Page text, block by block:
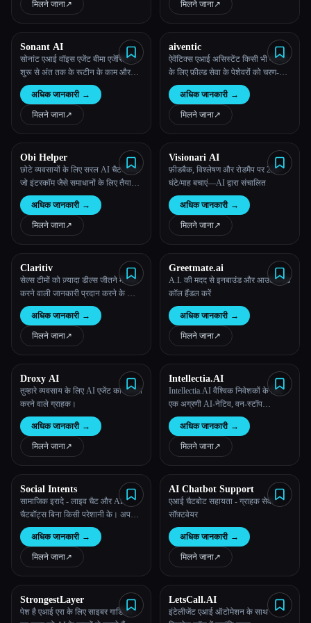
मिलने जाना↗︎ मिलने जाना↗︎
Sonant AI
सोनांट एआई वॉइस एजेंट बीमा एजेंसियों में
शुरू से अंत तक के रूटीन के काम और
कॉल करते हैं। 90% टास्क ऑटोमेट करें:
पॉलिसी रिन्यूअल, एआई इंश्योरेंस कोट्स,
कलेक्शन, 24/7 बीमा रिसेप्शनिस्ट और
बहुत कुछ।
अधिक जानकारी →
मिलने जाना↗︎
aiventic
ऐवेंटिक्स एआई असिस्टेंट किसी भी मरम्मत
के लिए फ़ील्ड सेवा के पेशेवरों को चरण-दर-
चरण मार्गदर्शन, भागों की पहचान और
यात्रा का ज्ञान प्रदान करता है।
अधिक जानकारी →
मिलने जाना↗︎
Obi Helper
छोटे व्यवसायों के लिए सरल AI चैट विजेट
जो इंटरकॉम जैसे समाधानों के लिए तैयार
नहीं हैं।
अधिक जानकारी →
मिलने जाना↗︎
Visionari AI
फ़ीडबैक, विश्लेषण और रोडमैप पर 220+
घंटे/माह बचाएं—AI द्वारा संचालित
अधिक जानकारी →
मिलने जाना↗︎
Claritiv
सेल्स टीमों को ज़्यादा डील्स जीतने में मदद
करने वाली जानकारी प्रदान करने के लिए
क्लेरिटिव लीड्स के साथ बातचीत का
विश्लेषण करता है।
अधिक जानकारी →
मिलने जाना↗︎
Greetmate.ai
A.I. की मदद से इनबाउंड और आउटबाउंड
कॉल हैंडल करें
अधिक जानकारी →
मिलने जाना↗︎
Droxy AI
तुम्हारे व्यवसाय के लिए AI एजेंट का सामना
करने वाले ग्राहक।
अधिक जानकारी →
मिलने जाना↗︎
Intellectia.AI
Intellectia.AI वैश्विक निवेशकों के लिए
एक अग्रणी AI-नेटिव, वन-स्टॉप
इन्वेस्टमेंट रिसर्च प्लेटफ़ॉर्म है।
अधिक जानकारी →
मिलने जाना↗︎
Social Intents
सामाजिक इरादे - लाइव चैट और AI
चैटबॉट्स बिना किसी परेशानी के। अपने
मौजूदा टूल से सीधे ग्राहकों से जुड़ें:
माइक्रोसॉफ्ट टीम्स, स्लैक, गूगल चैट।
अधिक जानकारी →
मिलने जाना↗︎
AI Chatbot Support
एआई चैटबोट सहायता - ग्राहक सेवा
सॉफ़्टवेयर
अधिक जानकारी →
मिलने जाना↗︎
StrongestLayer
पेश है एआई एरा के लिए साइबर गार्डियन।
LetsCall.AI
इंटेलीजेंट एआई ऑटोमेशन के साथ